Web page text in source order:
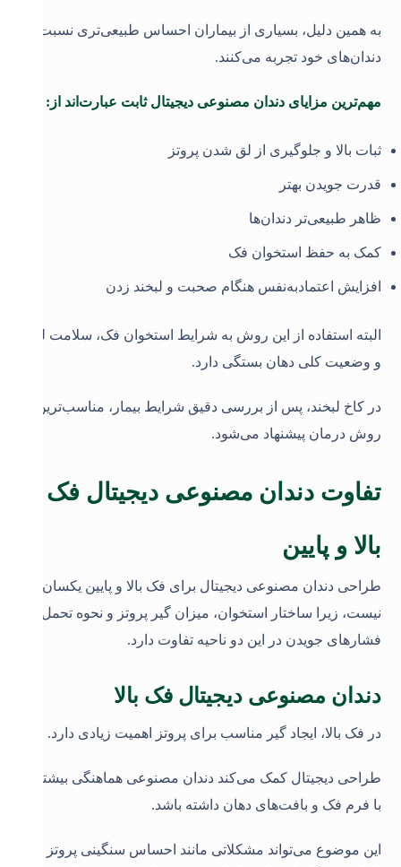
به همین دلیل، بسیاری از بیماران احساس طبیعی‌تری نسبت به
دندان‌های خود تجربه می‌کنند.
مهم‌ترین مزایای دندان مصنوعی دیجیتال ثابت عبارت‌اند از:
ثبات بالا و جلوگیری از لق شدن پروتز
قدرت جویدن بهتر
ظاهر طبیعی‌تر دندان‌ها
کمک به حفظ استخوان فک
افزایش اعتمادبه‌نفس هنگام صحبت و لبخند زدن
البته استفاده از این روش به شرایط استخوان فک، سلامت لثه
و وضعیت کلی دهان بستگی دارد.
در کاخ لبخند، پس از بررسی دقیق شرایط بیمار، مناسب‌ترین
روش درمان پیشنهاد می‌شود.
تفاوت دندان مصنوعی دیجیتال فک
بالا و پایین
طراحی دندان مصنوعی دیجیتال برای فک بالا و پایین یکسان
نیست، زیرا ساختار استخوان، میزان گیر پروتز و نحوه تحمل
فشارهای جویدن در این دو ناحیه تفاوت دارد.
دندان مصنوعی دیجیتال فک بالا
در فک بالا، ایجاد گیر مناسب برای پروتز اهمیت زیادی دارد.
طراحی دیجیتال کمک می‌کند دندان مصنوعی هماهنگی بیشتری
با فرم فک و بافت‌های دهان داشته باشد.
این موضوع می‌تواند مشکلاتی مانند احساس سنگینی پروتز یا